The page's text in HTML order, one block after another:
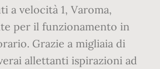
a velocità 1, Varoma,
per il funzionamento in
Grazie a migliaia di
allettanti ispirazioni ad